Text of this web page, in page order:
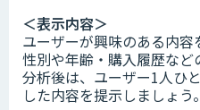
＜表示内容＞
ユーザーが興味のある内
性別や年齢・購入履歴など
分析後は、ユーザー1人ひ
した内容を提示しましょう。